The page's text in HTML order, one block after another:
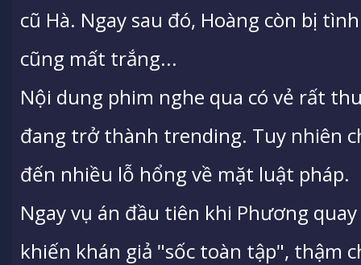
cũ Hà. Ngay sau đó, Hoàng còn bị
cũng mất trắng...
Nội dung phim nghe qua có vẻ rất
đang trở thành trending. Tuy nhiên
đến nhiều lỗ hổng về mặt luật pháp.
Ngay vụ án đầu tiên khi Phương
khiến khán giả "sốc toàn tập", thậm